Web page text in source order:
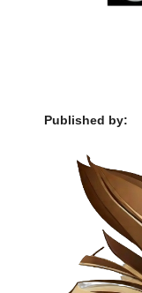
Published by: